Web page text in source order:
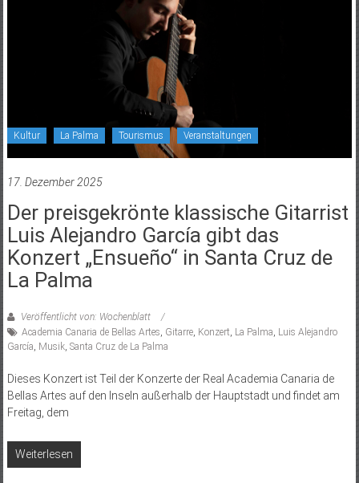
Kultur La Palma Tourismus Veranstaltungen
17. Dezember 2025
Der preisgekrönte klassische Gitarrist
Luis Alejandro García gibt das
Konzert „Ensueño“ in Santa Cruz de
La Palma
Veröffentlicht von: Wochenblatt
Academia Canaria de Bellas Artes Gitarre, Konzert La Palma Luis Alejandro
García Musik, Santa Cruz de La Palma
Dieses Konzert ist Teil der Konzerte der Real Academia Canaria de
Bellas Artes auf den Inseln außerhalb der Hauptstadt und findet am
Freitag, dem
Weiterlesen